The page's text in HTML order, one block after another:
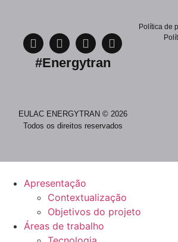
#Energytran
EULAC ENERGYTRAN © 2026
Todos os direitos reservados
Política de
Apresentação
Contextualização
Objetivos do projeto
Áreas de trabalho